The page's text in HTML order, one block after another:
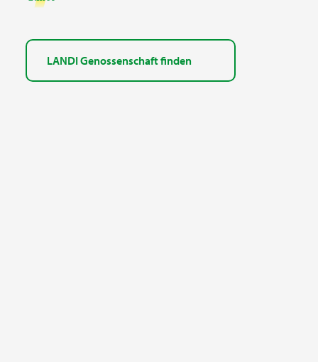
LANDI Genossenschaft finden